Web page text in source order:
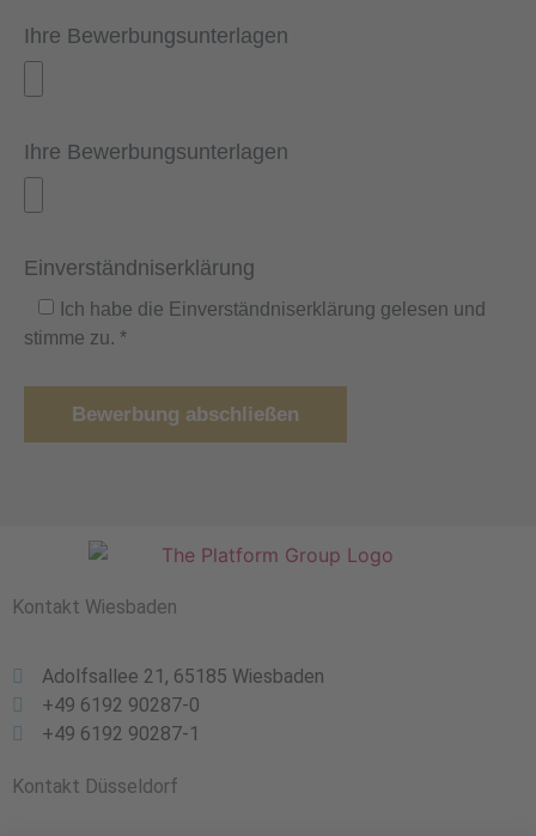
Ihre Bewerbungsunterlagen
Ihre Bewerbungsunterlagen
Einverständniserklärung
Ich habe die Einverständniserklärung gelesen und
stimme zu. *
Bewerbung abschließen
Kontakt Wiesbaden
Adolfsallee 21, 65185 Wiesbaden
+49 6192 90287-0
+49 6192 90287-1
Kontakt Düsseldorf